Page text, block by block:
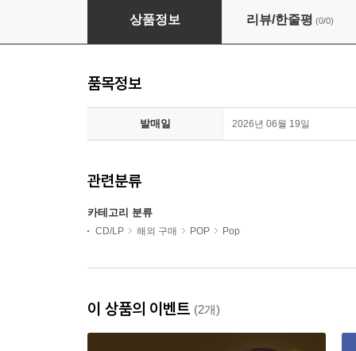
Caro - The Boy Is Mine (CD-R)
상품정보 리뷰/한줄평 (0/0)
품목정보
발매일 2026년 06월 19일
관련분류
카테고리 분류
CD/LP 해외 구매 POP Pop
이 상품의 이벤트 (2개)